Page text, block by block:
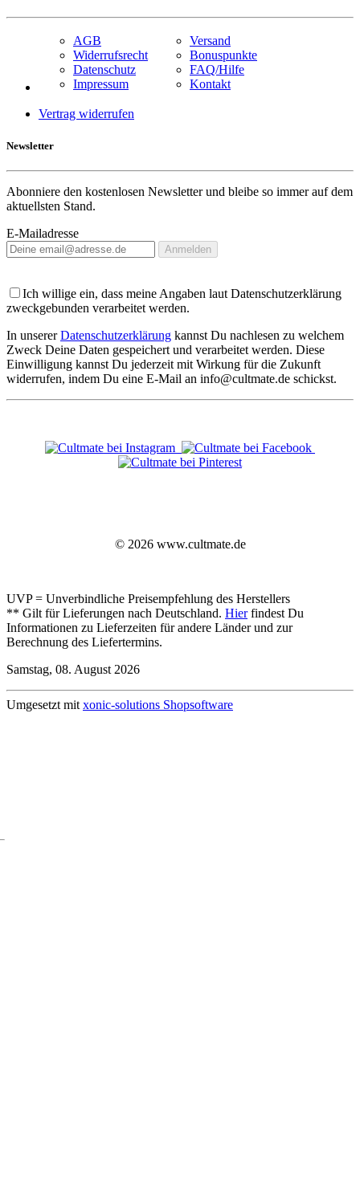
AGB
Widerrufsrecht
Datenschutz
Impressum
Versand
Bonuspunkte
FAQ/Hilfe
Kontakt
Vertrag widerrufen
Newsletter
Abonniere den kostenlosen Newsletter und bleibe so immer auf dem
aktuellsten Stand.
E-Mailadresse
Anmelden
Ich willige ein, dass meine Angaben laut Datenschutzerklärung
zweckgebunden verarbeitet werden.
In unsererDatenschutzerklärung kannst Du nachlesen zu welchem
Zweck Deine Daten gespeichert und verarbeitet werden. Diese
Einwilligung kannst Du jederzeit mit Wirkung für die Zukunft
widerrufen, indem Du eine E-Mail an info@cultmate.de schickst.
© 2026 www.cultmate.de
UVP = Unverbindliche Preisempfehlung des Herstellers
** Gilt für Lieferungen nach Deutschland. Hierfindest Du
Informationen zu Lieferzeiten für andere Länder und zur
Berechnung des Liefertermins.
Samstag, 08. August 2026
Umgesetzt mit xonic-solutions Shopsoftware